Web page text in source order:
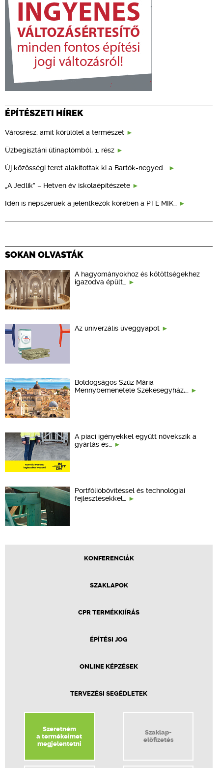
ÉPÍTÉSZETI HÍREK
Városrész, amit körülölel a természet
Üzbegisztáni útinaplómból, 1. rész
Új közösségi teret alakítottak ki a Bartók-negyed…
„A Jedlik” – Hetven év iskolaépítészete
Idén is népszerűek a jelentkezők körében a PTE MIK…
SOKAN OLVASTÁK
A hagyományokhoz és kötöttségekhez
igazodva épült…
Az univerzális üveggyapot
Boldogságos Szűz Mária
Mennybemenetele Székesegyház,…
A piaci igényekkel együtt növekszik a
gyártás és…
Portfólióbővítéssel és technológiai
fejlesztésekkel…
KONFERENCIÁK
SZAKLAPOK
CPR TERMÉKKIÍRÁS
ÉPÍTÉSI JOG
ONLINE KÉPZÉSEK
TERVEZÉSI SEGÉDLETEK
Szeretném
a termékeimet
megjelentetni
Szaklap-
előfizetés